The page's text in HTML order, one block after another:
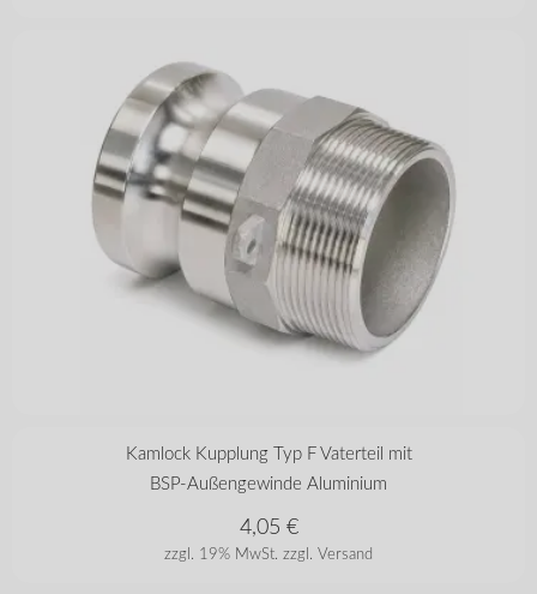
in vielen Varianten
Kamlock Kupplung Typ F Vaterteil mit
BSP-Außengewinde Aluminium
zzgl. 19% MwSt. zzgl. Versand
4,05 €